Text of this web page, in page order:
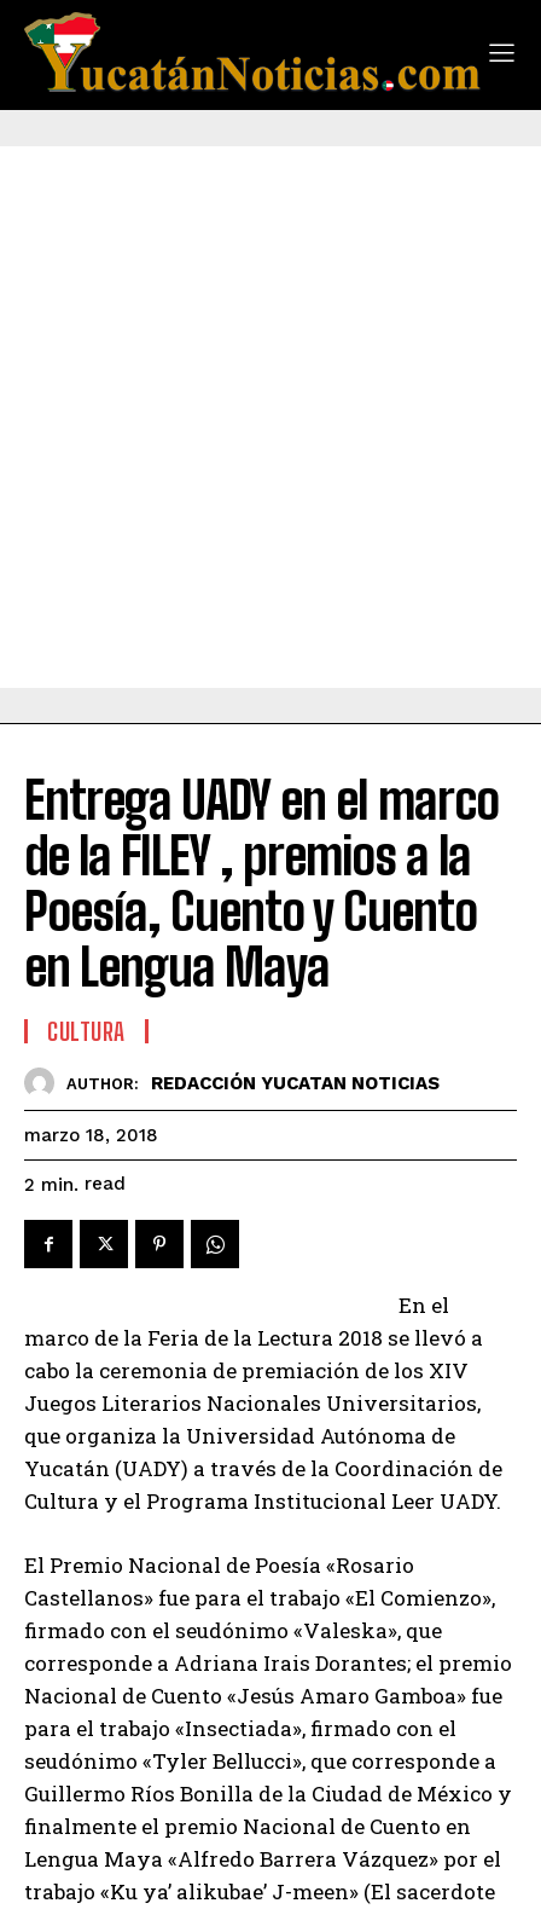
Entrega UADY en el marco
de la FILEY , premios a la
Poesía, Cuento y Cuento
en Lengua Maya
CULTURA
AUTHOR: REDACCIÓN YUCATAN NOTICIAS
marzo 18, 2018
2 min. read
En el
marco de la Feria de la Lectura 2018 se llevó a
cabo la ceremonia de premiación de los XIV
Juegos Literarios Nacionales Universitarios,
que organiza la Universidad Autónoma de
Yucatán (UADY) a través de la Coordinación de
Cultura y el Programa Institucional Leer UADY.
El Premio Nacional de Poesía «Rosario
Castellanos» fue para el trabajo «El Comienzo»,
firmado con el seudónimo «Valeska», que
corresponde a Adriana Irais Dorantes; el premio
Nacional de Cuento «Jesús Amaro Gamboa» fue
para el trabajo «Insectiada», firmado con el
seudónimo «Tyler Bellucci», que corresponde a
Guillermo Ríos Bonilla de la Ciudad de México y
finalmente el premio Nacional de Cuento en
Lengua Maya «Alfredo Barrera Vázquez» por el
trabajo «Ku ya’ alikubae’ J-meen» (El sacerdote